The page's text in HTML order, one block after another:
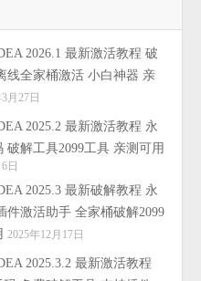
2026.1 最新激活教程 破
线全家桶激活 小白神器 亲
月27日
2025.2 最新激活教程 永
破解工具2099工具 亲测可用
日
2025.3 最新破解教程 永
件激活助手 全家桶破解2099
2025年12月17日
2025.3.2 最新激活教程